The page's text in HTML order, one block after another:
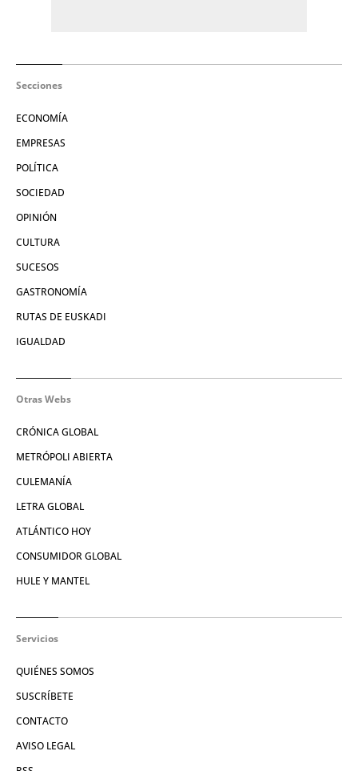
Secciones
ECONOMÍA
EMPRESAS
POLÍTICA
SOCIEDAD
OPINIÓN
CULTURA
SUCESOS
GASTRONOMÍA
RUTAS DE EUSKADI
IGUALDAD
Otras Webs
CRÓNICA GLOBAL
METRÓPOLI ABIERTA
CULEMANÍA
LETRA GLOBAL
ATLÁNTICO HOY
CONSUMIDOR GLOBAL
HULE Y MANTEL
Servicios
QUIÉNES SOMOS
SUSCRÍBETE
CONTACTO
AVISO LEGAL